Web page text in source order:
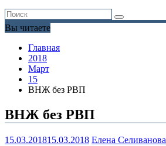
Вы читаете
Главная
2018
Март
15
ВНЖ без РВП
ВНЖ без РВП
15.03.201815.03.2018 Елена Селиванова